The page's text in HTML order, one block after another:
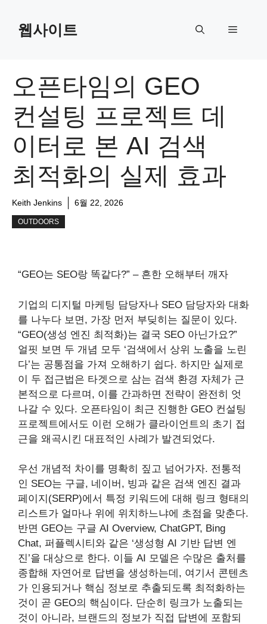
content웹사이트 Menu
오픈타임의 GEO
컨설팅 프로젝트 데
이터로 본 AI 검색
최적화의 실제 효과
Keith Jenkins 6월 22, 2026
OUTDOORS
“GEO는 SEO랑 똑같다?” – 흔한 오해부터 깨자
기업의 디지털 마케팅 담당자나 SEO 담당자와 대화
를 나누다 보면, 가장 먼저 부딪히는 질문이 있다.
“GEO(생성 엔진 최적화)는 결국 SEO 아닌가요?”
얼핏 보면 두 개념 모두 ‘검색에서 상위 노출을 노린
다’는 공통점을 가져 오해하기 쉽다. 하지만 실제로
이 두 접근법은 타겟으로 삼는 검색 환경 자체가 근
본적으로 다르며, 이를 간과하면 전략이 완전히 엇
나갈 수 있다. 오픈타임이 최근 진행한 GEO 컨설팅
프로젝트에서도 이런 오해가 클라이언트의 초기 접
근을 왜곡시킨 대표적인 사례가 발견되었다.
우선 개념적 차이를 명확히 짚고 넘어가자. 전통적
인 SEO는 구글, 네이버, 빙과 같은 검색 엔진 결과
페이지(SERP)에서 특정 키워드에 대해 링크 형태의
리스트가 얼마나 위에 위치하느냐에 초점을 맞춘다.
반면 GEO는 구글 AI Overview, ChatGPT, Bing
Chat, 퍼플렉시티와 같은 ‘생성형 AI 기반 답변 엔
진’을 대상으로 한다. 이들 AI 모델은 수많은 출처를
종합해 자연어로 답변을 생성하는데, 여기서 콘텐츠
가 인용되거나 핵심 정보로 추출되도록 최적화하는
것이 곧 GEO의 핵심이다. 단순히 링크가 노출되는
것이 아니라, 브랜드의 정보가 직접 답변에 포함되